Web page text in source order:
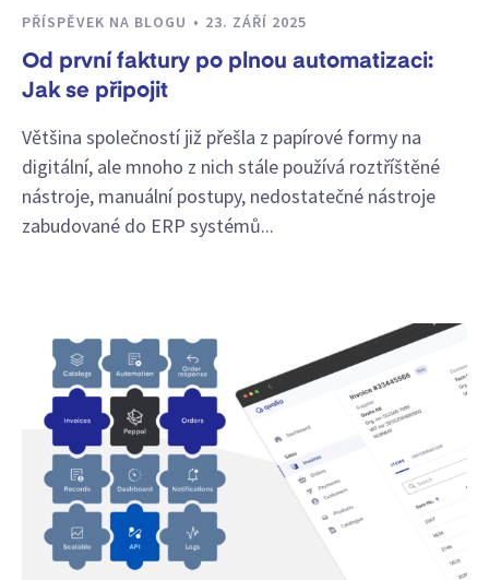
PŘÍSPĚVEK NA BLOGU 23. ZÁŘÍ 2025
Od první faktury po plnou automatizaci:
Jak se připojit
Většina společností již přešla z papírové formy na
digitální, ale mnoho z nich stále používá roztříštěné
nástroje, manuální postupy, nedostatečné nástroje
zabudované do ERP systémů...